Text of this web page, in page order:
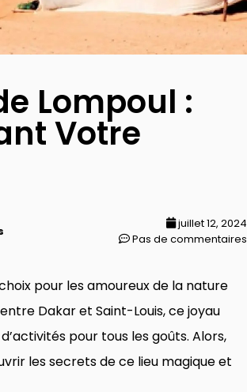
Lompoul :
Votre
juillet 12, 2024
Pas de commentaires
pour les amoureux de la nature
Dakar et Saint-Louis, ce joyau
pour tous les goûts. Alors,
les secrets de ce lieu magique et